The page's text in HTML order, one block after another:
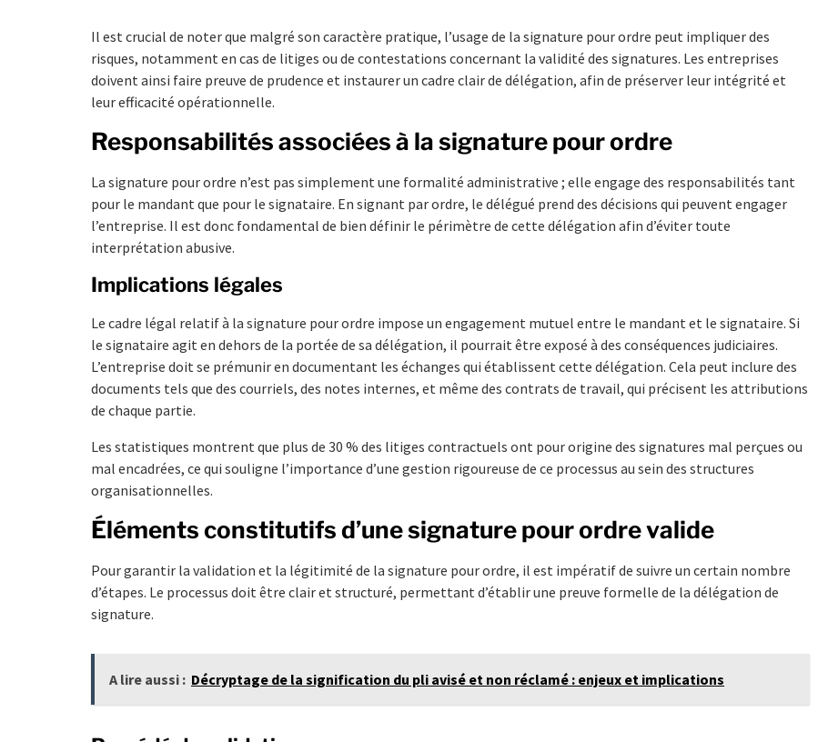
Il est crucial de noter que malgré son caractère pratique, l’usage de la signature pour ordre peut impliquer des
risques, notamment en cas de litiges ou de contestations concernant la validité des signatures. Les entreprises
doivent ainsi faire preuve de prudence et instaurer un cadre clair de délégation, afin de préserver leur intégrité et
leur efficacité opérationnelle.
Responsabilités associées à la signature pour ordre
La signature pour ordre n’est pas simplement une formalité administrative ; elle engage des responsabilités tant
pour le mandant que pour le signataire. En signant par ordre, le délégué prend des décisions qui peuvent engager
l’entreprise. Il est donc fondamental de bien définir le périmètre de cette délégation afin d’éviter toute
interprétation abusive.
Implications légales
Le cadre légal relatif à la signature pour ordre impose un engagement mutuel entre le mandant et le signataire. Si
le signataire agit en dehors de la portée de sa délégation, il pourrait être exposé à des conséquences judiciaires.
L’entreprise doit se prémunir en documentant les échanges qui établissent cette délégation. Cela peut inclure des
documents tels que des courriels, des notes internes, et même des contrats de travail, qui précisent les attributions
de chaque partie.
Les statistiques montrent que plus de 30 % des litiges contractuels ont pour origine des signatures mal perçues ou
mal encadrées, ce qui souligne l’importance d’une gestion rigoureuse de ce processus au sein des structures
organisationnelles.
Éléments constitutifs d’une signature pour ordre valide
Pour garantir la validation et la légitimité de la signature pour ordre, il est impératif de suivre un certain nombre
d’étapes. Le processus doit être clair et structuré, permettant d’établir une preuve formelle de la délégation de
signature.
A lire aussi : Décryptage de la signification du pli avisé et non réclamé : enjeux et implications